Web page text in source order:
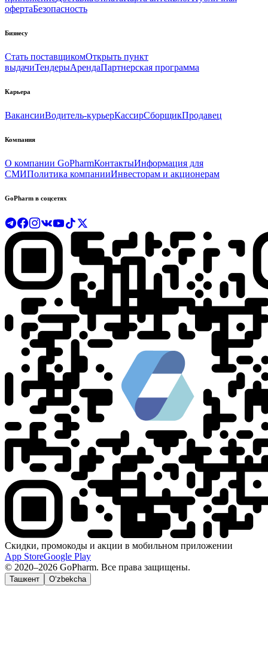
офертаБезопасность
Бизнесу
Стать поставщикомОткрыть пункт
выдачиТендерыАрендаПартнерская программа
Карьера
ВакансииВодитель-курьерКассирСборщикПродавец
Компания
О компании GoPharmКонтактыИнформация для
СМИПолитика компанииИнвесторам и акционерам
GoPharm в соцсетях
Скидки, промокоды и акции в мобильном приложении
App StoreGoogle Play
© 2020–2026 GoPharm. Все права защищены.
Ташкент O‘zbekcha